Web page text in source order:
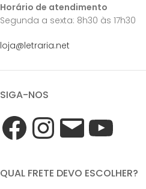
Horário de atendimento
Segunda a sexta: 8h30 às 17h30
loja@letraria.net
SIGA-NOS
QUAL FRETE DEVO ESCOLHER?